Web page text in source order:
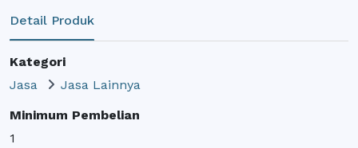
Detail Produk
Kategori
Jasa
Jasa Lainnya
Minimum Pembelian
1